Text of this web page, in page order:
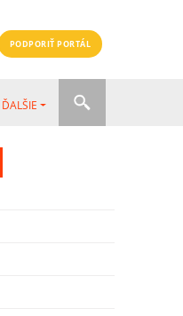
PODPORIŤ PORTÁL
ĎALŠIE